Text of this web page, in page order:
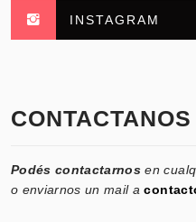
INSTAGRAM
CONTACTANOS
Podés contactarnos en
o enviarnos un mail a